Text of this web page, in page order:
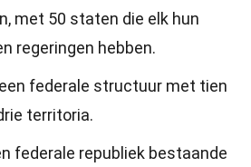
met 50 staten die elk hun
regeringen hebben.
federale structuur met tien
territoria.
federale republiek bestaande